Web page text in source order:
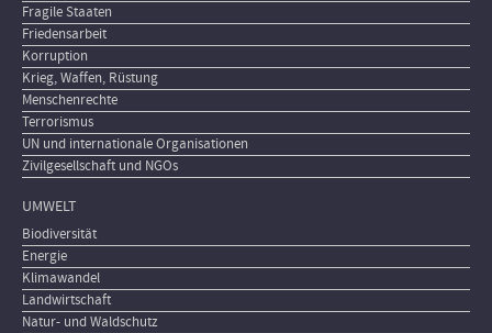
Fragile Staaten
Friedensarbeit
Korruption
Krieg, Waffen, Rüstung
Menschenrechte
Terrorismus
UN und internationale Organisationen
Zivilgesellschaft und NGOs
UMWELT
Biodiversität
Energie
Klimawandel
Landwirtschaft
Natur- und Waldschutz